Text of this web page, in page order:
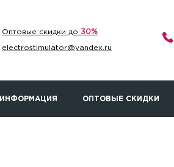
Оптовые скидки до 30%
electrostimulator@yandex.ru
ИНФОРМАЦИЯ ОПТОВЫЕ СКИДКИ